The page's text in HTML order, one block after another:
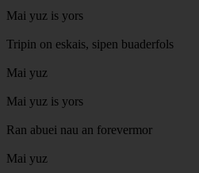
Mai yuz is yors
Tripin on eskais, sipen buaderfols
Mai yuz
Mai yuz is yors
Ran abuei nau an forevermor
Mai yuz